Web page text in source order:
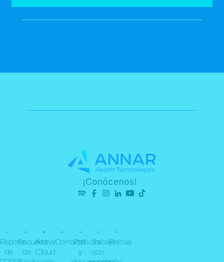
¡Conócenos!
•
Reporte
de
•
Encuesta
de
•
Annar
Cloud
•
Contacto
•
Políticas
y
•
Trabaja
con
•
Prensa